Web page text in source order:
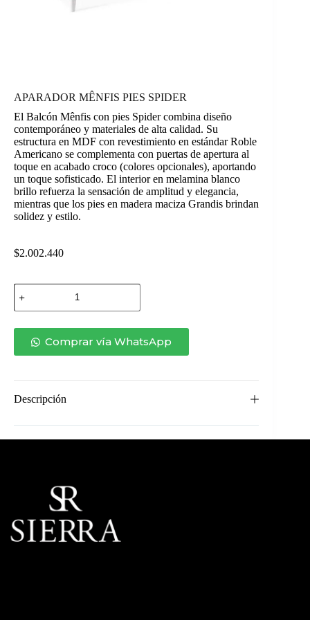
APARADOR MÊNFIS PIES SPIDER
El Balcón Mênfis con pies Spider combina diseño
contemporáneo y materiales de alta calidad. Su
estructura en MDF con revestimiento en estándar Roble
Americano se complementa con puertas de apertura al
toque en acabado croco (colores opcionales), aportando
un toque sofisticado. El interior en melamina blanco
brillo refuerza la sensación de amplitud y elegancia,
mientras que los pies en madera maciza Grandis brindan
solidez y estilo.
$2.002.440
APARADOR
MÊNFIS
PIES
cantidadComprar vía WhatsApp
Descripción